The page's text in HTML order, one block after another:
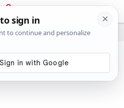
PRIJAVA